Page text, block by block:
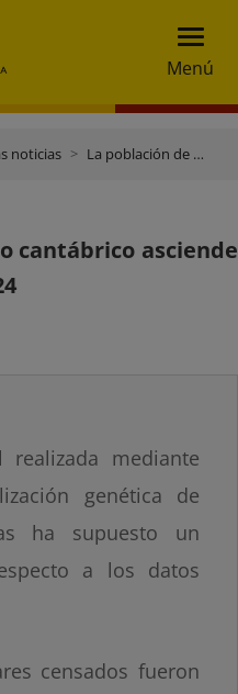
Menú
noticias La población de urogallo cantábrico asciende a 209 ejemplares en 2024
cantábrico asciende
realizada mediante
genética de
ha supuesto un
a los datos
censados fueron